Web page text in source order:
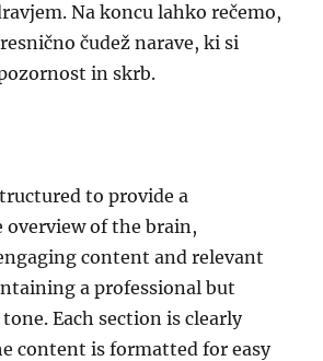
Na koncu lahko rečemo,
čudež narave, ki si
in skrb.
to provide a
overview of the brain,
content and relevant
a professional but
Each section is clearly
content is formatted for easy